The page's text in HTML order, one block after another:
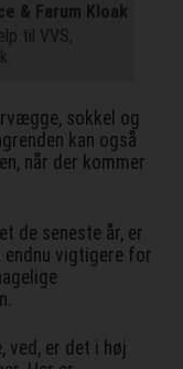
& Farum Kloak
til VVS,
sokkel og
kan også
når der kommer
de seneste år, er
endnu vigtigere for
ved, er det i høj